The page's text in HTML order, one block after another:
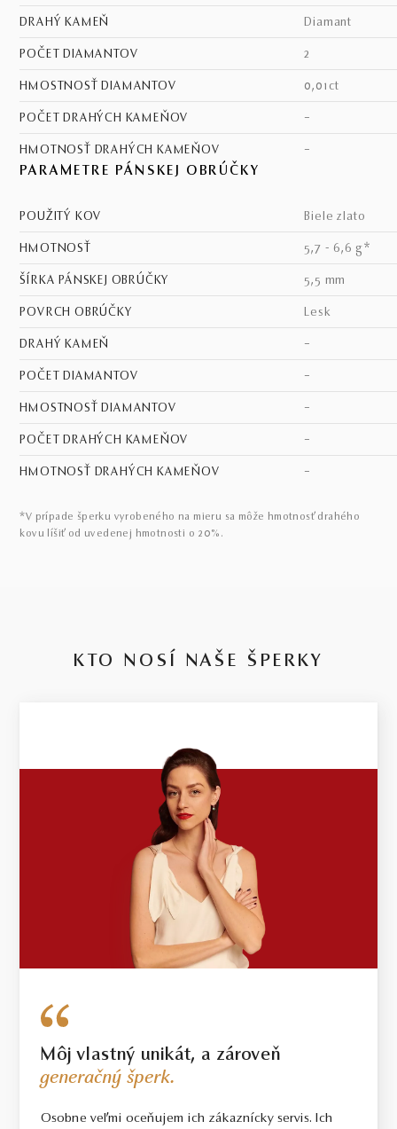
DRAHÝ KAMEŇ diamant
POČET DIAMANTOV 2
HMOSTNOSŤ DIAMANTOV 0,01ct
POČET DRAHÝCH KAMEŇOV –
HMOTNOSŤ DRAHÝCH KAMEŇOV –
PARAMETRE PÁNSKEJ OBRÚČKY
POUŽITÝ KOV biele zlato
HMOTNOSŤ 5,7 - 6,6 g*
ŠÍRKA PÁNSKEJ OBRÚČKY 5,5 mm
POVRCH OBRÚČKY lesk
DRAHÝ KAMEŇ –
POČET DIAMANTOV –
HMOSTNOSŤ DIAMANTOV –
POČET DRAHÝCH KAMEŇOV –
HMOTNOSŤ DRAHÝCH KAMEŇOV –
*V prípade šperku vyrobeného na mieru sa môže hmotnosť drahého
kovu líšiť od uvedenej hmotnosti o 20%.
KTO NOSÍ NAŠE ŠPERKY
Môj vlastný unikát, a zároveň
generačný šperk.
Osobne veľmi oceňujem ich zákaznícky servis. Ich